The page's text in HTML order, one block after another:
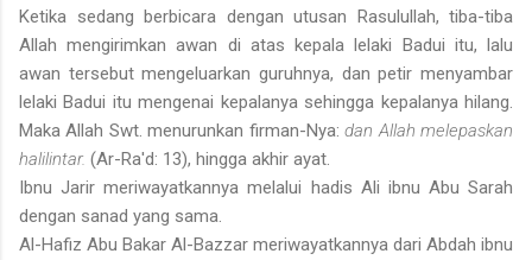
Ketika sedang berbicara dengan utusan Rasulullah, tiba-tiba
Allah mengirimkan awan di atas kepala lelaki Badui itu, lalu
awan tersebut mengeluarkan guruhnya, dan petir menyambar
lelaki Badui itu mengenai kepalanya sehingga kepalanya hilang.
Maka Allah Swt. menurunkan firman-Nya:dan Allah melepaskan
halilintar. (Ar-Ra'd: 13), hingga akhir ayat.
Ibnu Jarir meriwayatkannya melalui hadis Ali ibnu Abu Sarah
dengan sanad yang sama.
Al-Hafiz Abu Bakar Al-Bazzar meriwayatkannya dari Abdah ibnu